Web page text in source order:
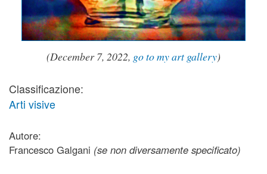
(December 7, 2022, go to my art gallery)
Classificazione:
Arti visive
Autore:
Francesco Galgani (se non diversamente specificato)